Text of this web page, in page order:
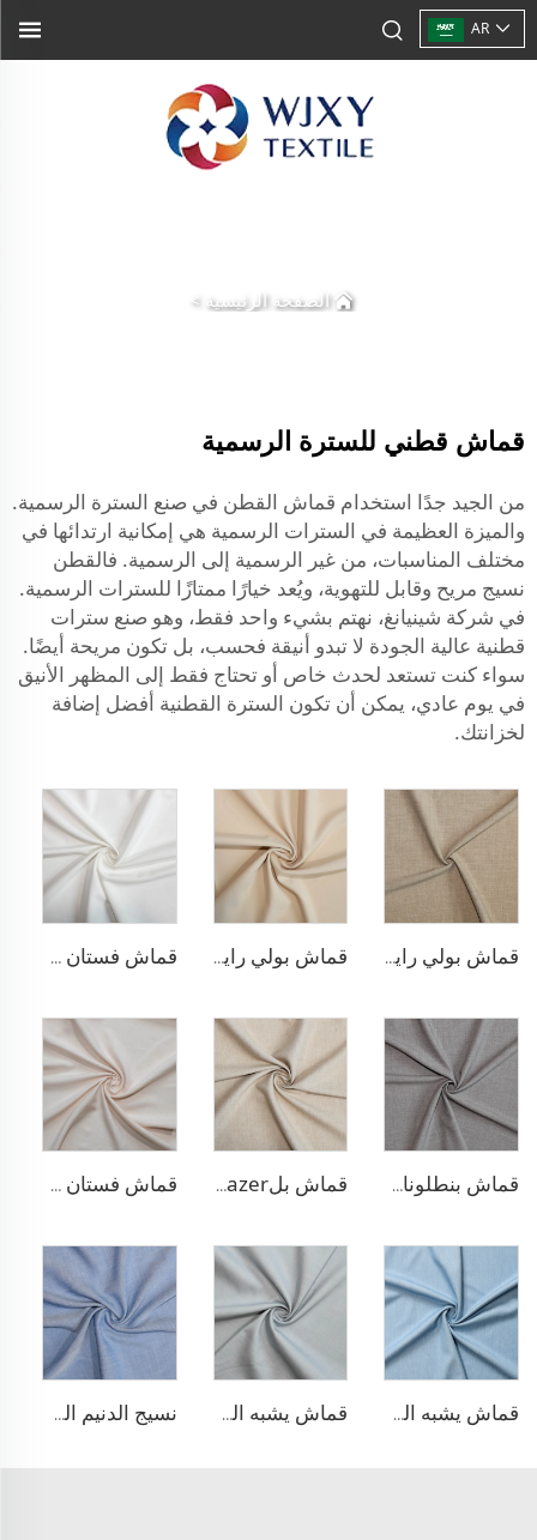
AR
الصفحة الرئيسية >
قماش قطني للسترة الرسمية
من الجيد جدًا استخدام قماش القطن في صنع السترة الرسمية.
والميزة العظيمة في السترات الرسمية هي إمكانية ارتدائها في
مختلف المناسبات، من غير الرسمية إلى الرسمية. فالقطن
نسيج مريح وقابل للتهوية، ويُعد خيارًا ممتازًا للسترات الرسمية.
في شركة شينيانغ، نهتم بشيء واحد فقط، وهو صنع سترات
قطنية عالية الجودة لا تبدو أنيقة فحسب، بل تكون مريحة أيضًا.
سواء كنت تستعد لحدث خاص أو تحتاج فقط إلى المظهر الأنيق
في يوم عادي، يمكن أن تكون السترة القطنية أفضل إضافة
لخزانتك.
قماش بولي رايون مطاطي للبناطلين قماش بولي رايون لسترة البلازر قماش فستان مطاطي من البوليستر والرايون
قماش بنطلونات TR قابل للتمدد بأربعة اتجاهات قماش بلazer يشبه الكتان من مادة TR قماش فستان من الليوسيل 100% يشبه الكتان
قماش يشبه الدنيم من مادة TR قماش يشبه الدنيم المطاطي من مادة TR نسيج الدنيم المشابه للبولي ليوسيل